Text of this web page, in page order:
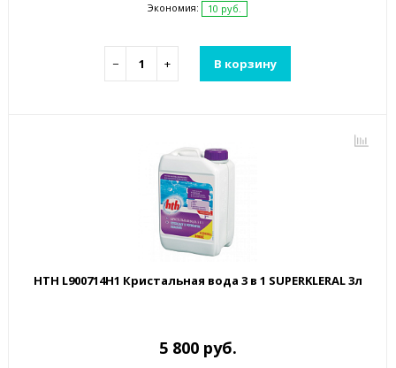
Экономия: 10 руб.
− + В корзину
HTH L900714H1 Кристальная вода 3 в 1 SUPERKLERAL 3л
5 800 руб.